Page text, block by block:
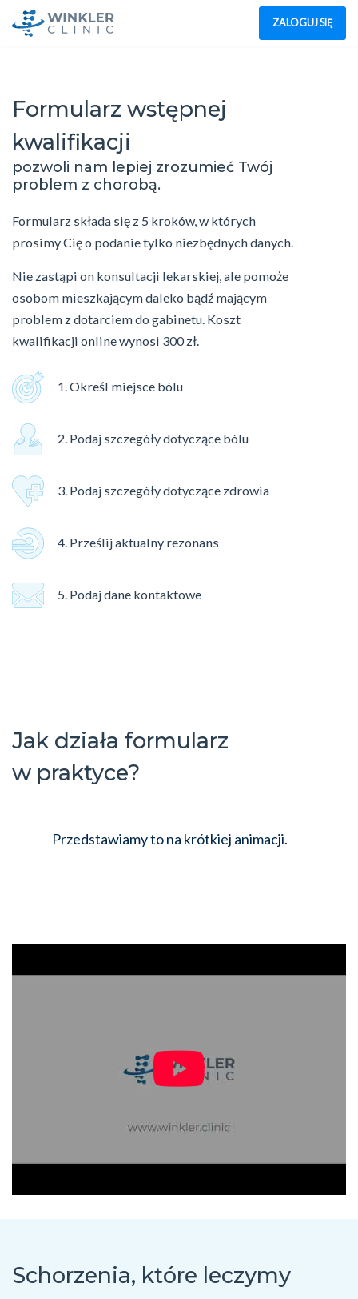
ZALOGUJ SIĘ
Formularz wstępnej
kwalifikacji
pozwoli nam lepiej zrozumieć Twój
problem z chorobą.
Formularz składa się z 5 kroków, w których
prosimy Cię o podanie tylko niezbędnych danych.
Nie zastąpi on konsultacji lekarskiej, ale pomoże
osobom mieszkającym daleko bądź mającym
problem z dotarciem do gabinetu. Koszt
kwalifikacji online wynosi 300 zł.
1. Określ miejsce bólu
2. Podaj szczegóły dotyczące bólu
3. Podaj szczegóły dotyczące zdrowia
4. Prześlij aktualny rezonans
5. Podaj dane kontaktowe
Jak działa formularz
w praktyce?
Przedstawiamy to na krótkiej animacji.
Schorzenia, które leczymy